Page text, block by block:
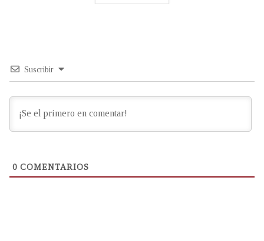
Suscribir
0 COMENTARIOS